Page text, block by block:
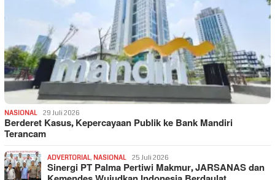
NASIONAL 29 Juli 2026
Berderet Kasus, Kepercayaan Publik ke Bank Mandiri
Terancam
ADVERTORIAL, NASIONAL 25 Juli 2026
Sinergi PT Palma Pertiwi Makmur, JARSANAS dan